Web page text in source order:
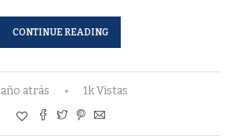
CONTINUE READING
año atrás 1k Vistas